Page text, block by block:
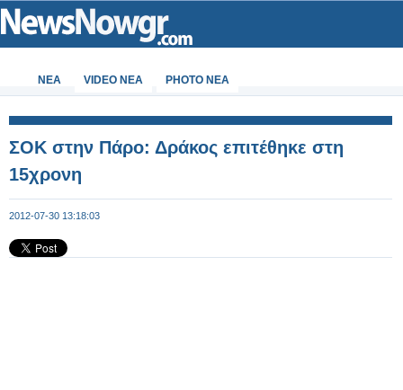
ΝΕΑ VIDEO NEA PHOTO NEA
ΣΟΚ στην Πάρο: Δράκος επιτέθηκε στη
15χρονη
2012-07-30 13:18:03